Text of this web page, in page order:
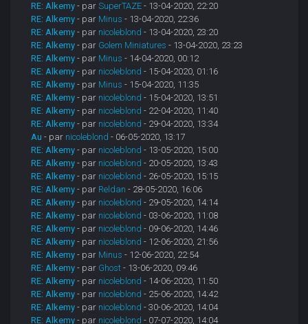
RE: Alkemy - parSuperTAZE - 13-04-2020, 22:20
RE: Alkemy - par Minus - 13-04-2020, 22:36
RE: Alkemy - par nicoleblond - 13-04-2020, 23:20
RE: Alkemy - par Golem Miniatures - 13-04-2020, 23:23
RE: Alkemy - par Minus - 14-04-2020, 00:12
RE: Alkemy - par nicoleblond - 15-04-2020, 01:16
RE: Alkemy - par Minus - 15-04-2020, 11:35
RE: Alkemy - par nicoleblond - 15-04-2020, 13:51
RE: Alkemy - par nicoleblond - 22-04-2020, 11:40
RE: Alkemy - par nicoleblond - 29-04-2020, 13:34
Au - par nicoleblond - 06-05-2020, 13:17
RE: Alkemy - par nicoleblond - 13-05-2020, 15:00
RE: Alkemy - par nicoleblond - 20-05-2020, 13:43
RE: Alkemy - par nicoleblond - 26-05-2020, 15:15
RE: Alkemy - par Reldan - 28-05-2020, 16:06
RE: Alkemy - par nicoleblond - 29-05-2020, 14:14
RE: Alkemy - par nicoleblond - 03-06-2020, 11:08
RE: Alkemy - par nicoleblond - 09-06-2020, 14:46
RE: Alkemy - par nicoleblond - 12-06-2020, 21:56
RE: Alkemy - par Minus - 12-06-2020, 22:54
RE: Alkemy - par Ghost - 13-06-2020, 09:46
RE: Alkemy - par nicoleblond - 14-06-2020, 11:50
RE: Alkemy - par nicoleblond - 25-06-2020, 14:42
RE: Alkemy - par nicoleblond - 30-06-2020, 14:04
RE: Alkemy - par nicoleblond - 07-07-2020, 14:04